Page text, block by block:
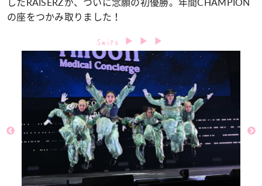
の座をつかみ取りました！